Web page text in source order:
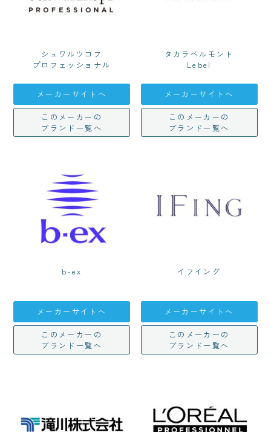
シュワルツコフ
プロフェッショナル
メーカーサイトへ
このメーカーの
ブランド一覧へ
タカラベルモント
Lebel
メーカーサイトへ
このメーカーの
ブランド一覧へ
b-ex
メーカーサイトへ
このメーカーの
ブランド一覧へ
イフイング
メーカーサイトへ
このメーカーの
ブランド一覧へ